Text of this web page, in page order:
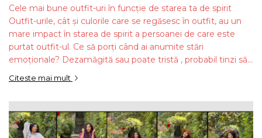
Cele mai bune outfit-uri în funcție de starea ta de spirit
Outfit-urile, cât și culorile care se regăsesc în outfit, au un
mare impact în starea de spirit a persoanei de care este
purtat outfit-ul. Ce să porți când ai anumite stări
emoționale? Dezamăgită sau poate tristă , probabil tinzi să...
Citeste mai mult